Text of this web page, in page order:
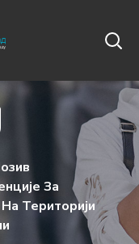
За
Територији